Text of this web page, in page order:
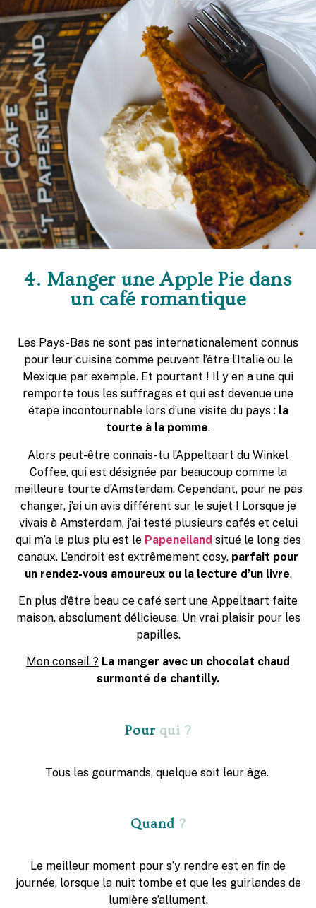
4. Manger une Apple Pie dans
un café romantique
Les Pays-Bas ne sont pas internationalement connus
pour leur cuisine comme peuvent l’être l’Italie ou le
Mexique par exemple. Et pourtant ! Il y en a une qui
remporte tous les suffrages et qui est devenue une
étape incontournable lors d’une visite du pays : la
tourte à la pomme.
Alors peut-être connais-tu l’Appeltaart du Winkel
Coffee, qui est désignée par beaucoup comme la
meilleure tourte d’Amsterdam. Cependant, pour ne pas
changer, j’ai un avis différent sur le sujet ! Lorsque je
vivais à Amsterdam, j’ai testé plusieurs cafés et celui
qui m’a le plus plu est le Papeneiland situé le long des
canaux. L’endroit est extrêmement cosy, parfait pour
un rendez-vous amoureux ou la lecture d’un livre.
En plus d’être beau ce café sert une Appeltaart faite
maison, absolument délicieuse. Un vrai plaisir pour les
papilles.
Mon conseil ? La manger avec un chocolat chaud
surmonté de chantilly.
Pour qui ?
Tous les gourmands, quelque soit leur âge.
Quand ?
Le meilleur moment pour s’y rendre est en fin de
journée, lorsque la nuit tombe et que les guirlandes de
lumière s’allument.